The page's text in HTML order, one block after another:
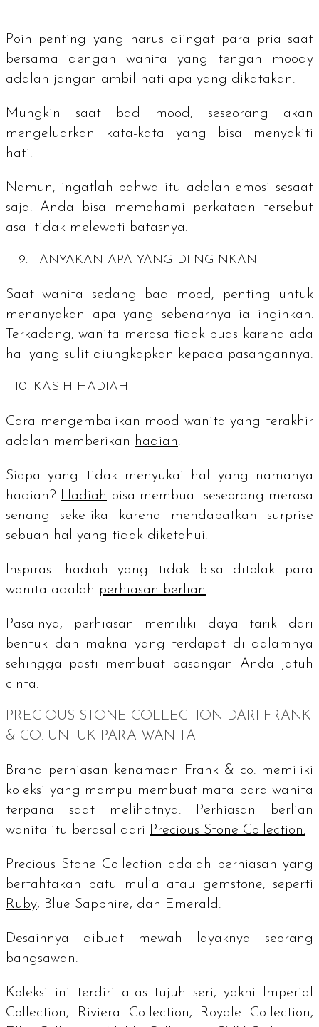
Poin penting yang harus diingat para pria saat
bersama dengan wanita yang tengah moody
adalah jangan ambil hati apa yang dikatakan.
Mungkin saat bad mood, seseorang akan
mengeluarkan kata-kata yang bisa menyakiti
hati.
Namun, ingatlah bahwa itu adalah emosi sesaat
saja. Anda bisa memahami perkataan tersebut
asal tidak melewati batasnya.
9. TANYAKAN APA YANG DIINGINKAN
Saat wanita sedang bad mood, penting untuk
menanyakan apa yang sebenarnya ia inginkan.
Terkadang, wanita merasa tidak puas karena ada
hal yang sulit diungkapkan kepada pasangannya.
10. KASIH HADIAH
Cara mengembalikan mood wanita yang terakhir
adalah memberikan hadiah.
Siapa yang tidak menyukai hal yang namanya
hadiah? Hadiah bisa membuat seseorang merasa
senang seketika karena mendapatkan surprise
sebuah hal yang tidak diketahui.
Inspirasi hadiah yang tidak bisa ditolak para
wanita adalah perhiasan berlian.
Pasalnya, perhiasan memiliki daya tarik dari
bentuk dan makna yang terdapat di dalamnya
sehingga pasti membuat pasangan Anda jatuh
cinta.
PRECIOUS STONE COLLECTION DARI FRANK
& CO. UNTUK PARA WANITA
Brand perhiasan kenamaan Frank & co. memiliki
koleksi yang mampu membuat mata para wanita
terpana saat melihatnya. Perhiasan berlian
wanita itu berasal dari Precious Stone Collection.
Precious Stone Collection adalah perhiasan yang
bertahtakan batu mulia atau gemstone, seperti
Ruby, Blue Sapphire, dan Emerald .
Desainnya dibuat mewah layaknya seorang
bangsawan.
Koleksi ini terdiri atas tujuh seri, yakni
Imperial
Collection, Riviera Collection, Royale Collection,